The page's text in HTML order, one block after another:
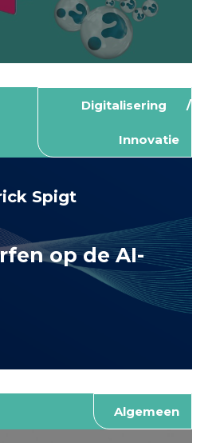
Digitalisering
Innovatie
Spigt
op de AI-
Algemeen